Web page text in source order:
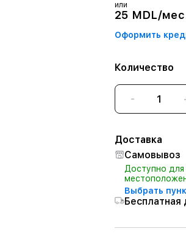
или
25 MDL/
Оформить
Количество
-
Доставка
Самовывоз
Доступно
Выбрать
Бесплатная